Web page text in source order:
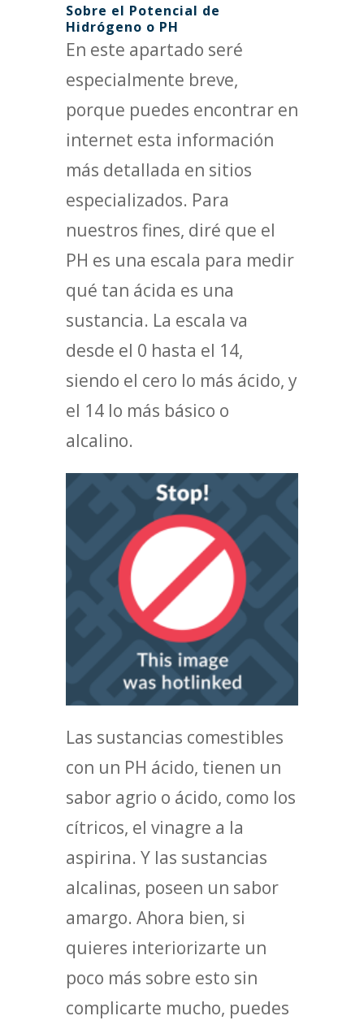
Sobre el Potencial de
Hidrógeno o PH
En este apartado seré
especialmente breve,
porque puedes encontrar en
internet esta información
más detallada en sitios
especializados. Para
nuestros fines, diré que el
PH es una escala para medir
qué tan ácida es una
sustancia. La escala va
desde el 0 hasta el 14,
siendo el cero lo más ácido, y
el 14 lo más básico o
alcalino.
Las sustancias comestibles
con un PH ácido, tienen un
sabor agrio o ácido, como los
cítricos, el vinagre a la
aspirina. Y las sustancias
alcalinas, poseen un sabor
amargo. Ahora bien, si
quieres interiorizarte un
poco más sobre esto sin
complicarte mucho, puedes